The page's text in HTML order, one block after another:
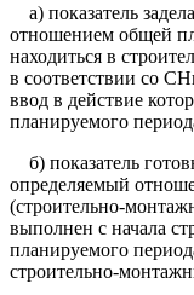
а) показатель
отношением общей
находиться в
в соответствии со
ввод в действие
планируемого
б) показатель
определяемый
(строительно-
выполнен с начала
планируемого
строительно-